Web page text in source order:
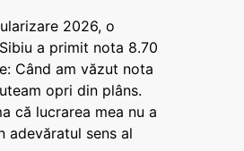
2026, o
a primit nota 8.70
Când am văzut nota
opri din plâns.
că lucrarea mea nu a
adevăratul sens al